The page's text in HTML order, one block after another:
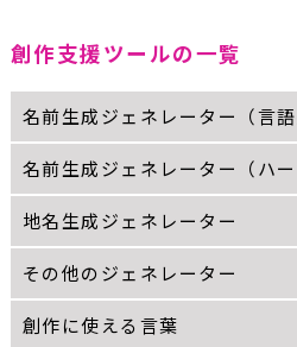
創作支援ツールの一覧
名前生成ジェネレーター（言語
名前生成ジェネレーター（ハー
地名生成ジェネレーター
その他のジェネレーター
創作に使える言葉